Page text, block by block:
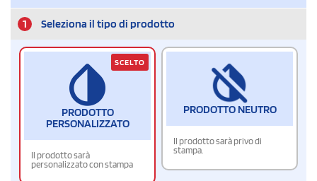
1 Seleziona il tipo di prodotto
PRODOTTO
PERSONALIZZATO
Il prodotto sarà
personalizzato con stampa
SCELTO
PRODOTTO NEUTRO
Il prodotto sarà privo di
stampa.